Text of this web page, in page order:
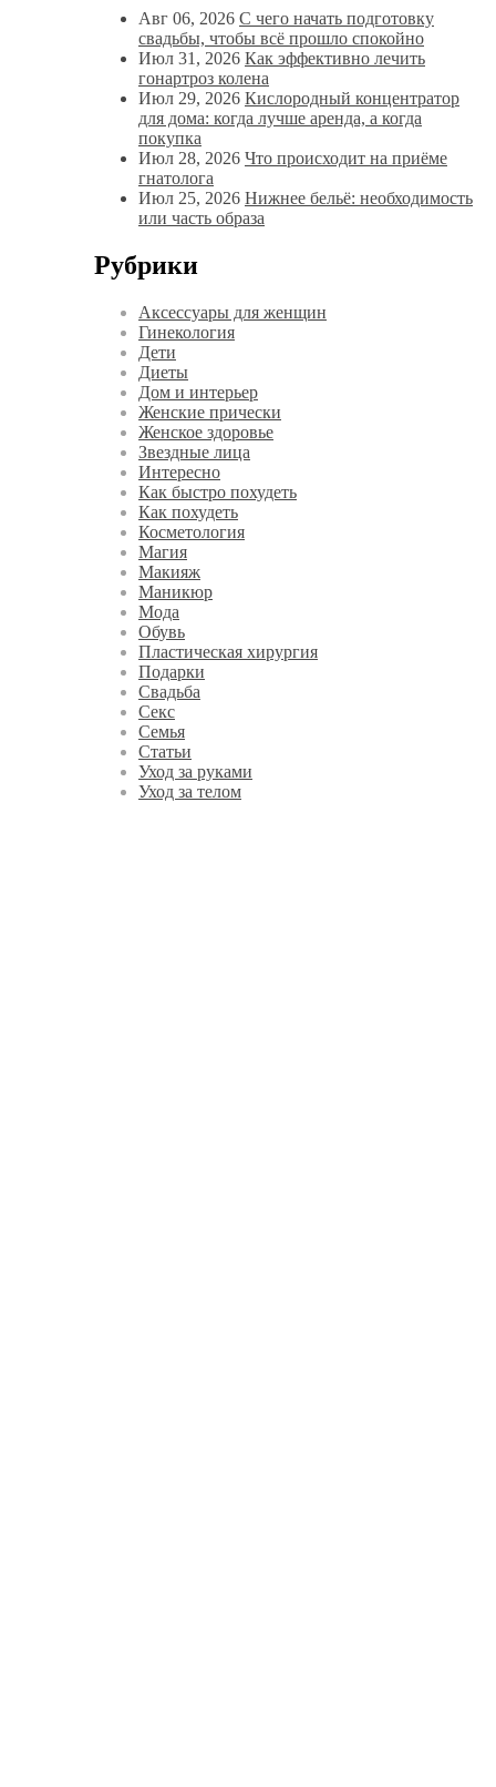
Авг 06, 2026 С чего начать подготовку
свадьбы, чтобы всё прошло спокойно
Июл 31, 2026 Как эффективно лечить
гонартроз колена
Июл 29, 2026 Кислородный концентратор
для дома: когда лучше аренда, а когда
покупка
Июл 28, 2026 Что происходит на приёме
гнатолога
Июл 25, 2026 Нижнее бельё: необходимость
или часть образа
Рубрики
Аксессуары для женщин
Гинекология
Дети
Диеты
Дом и интерьер
Женские прически
Женское здоровье
Звездные лица
Интересно
Как быстро похудеть
Как похудеть
Косметология
Магия
Макияж
Маникюр
Мода
Обувь
Пластическая хирургия
Подарки
Свадьба
Секс
Семья
Статьи
Уход за руками
Уход за телом